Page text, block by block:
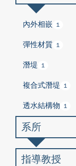
內外相嵌 1
彈性材質 1
潛堤 1
複合式潛堤 1
透水結構物 1
系所
指導教授